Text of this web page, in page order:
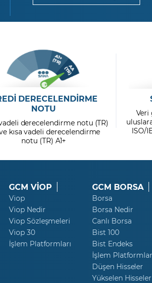
DERECELENDİRME
NOTU
derecelendirme notu (TR)
kısa vadeli derecelendirme
notu (TR) A1+
Veri
ISO/
GCM VİOP
Viop
Viop Nedir
Viop Sözleşmeleri
Viop 30
İşlem Platformları
GCM BORSA
Borsa
Borsa Nedir
Canlı Borsa
Bist 100
Bist Endeks
İşlem
Düşen Hisseler
Yükselen Hisseler